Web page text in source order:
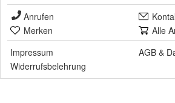
Anrufen
Merken
Alle
Impressum
AGB &
Widerrufsbelehrung